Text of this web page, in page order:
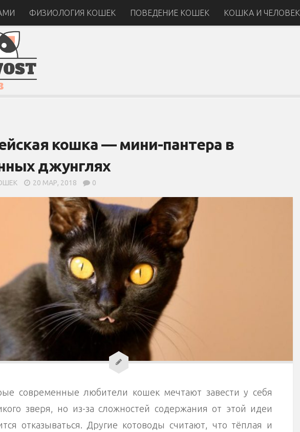
ФИЗИОЛОГИЯ КОШЕК ПОВЕДЕНИЕ КОШЕК КОШКА И ЧЕЛОВЕК
кошка — мини-пантера в
джунглях
20 МАР, 2018 0
современные любители кошек мечтают завести у себя
зверя, но из-за сложностей содержания от этой идеи
отказываться. Другие котоводы считают, что тёплая и